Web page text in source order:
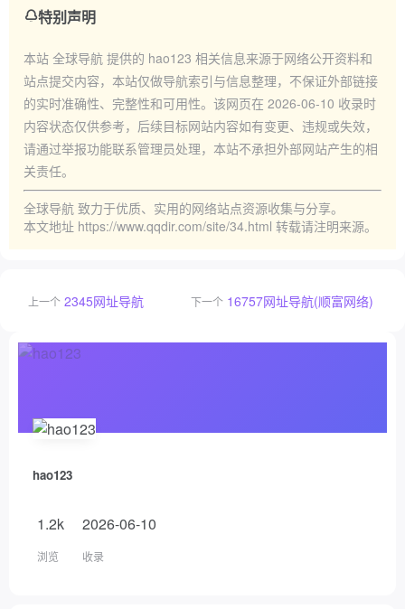
特别声明
本站 全球导航 提供的 hao123 相关信息来源于网络公开资料和
站点提交内容，本站仅做导航索引与信息整理，不保证外部链接
的实时准确性、完整性和可用性。该网页在 2026-06-10 收录时
内容状态仅供参考，后续目标网站内容如有变更、违规或失效，
请通过举报功能联系管理员处理，本站不承担外部网站产生的相
关责任。
全球导航 致力于优质、实用的网络站点资源收集与分享。
本文地址 https://www.qqdir.com/site/34.html 转载请注明来源。
上一个 2345网址导航 下一个 16757网址导航(顺富网络)
hao123
1.2k
浏览
2026-06-10
收录